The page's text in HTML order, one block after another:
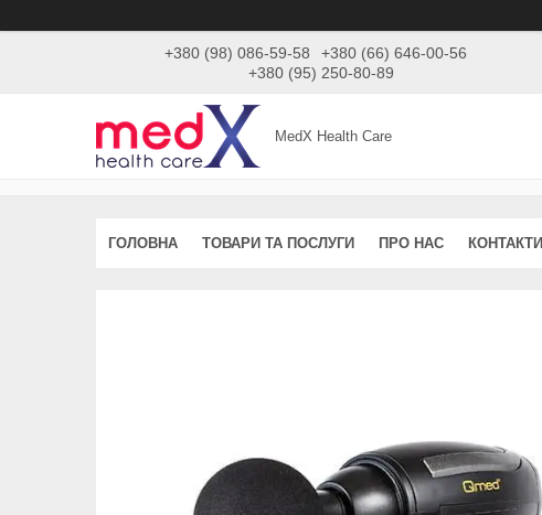
+380 (98) 086-59-58
+380 (66) 646-00-56
+380 (95) 250-80-89
MedX Health Care
ГОЛОВНА ТОВАРИ ТА ПОСЛУГИ ПРО НАС КОНТАКТИ